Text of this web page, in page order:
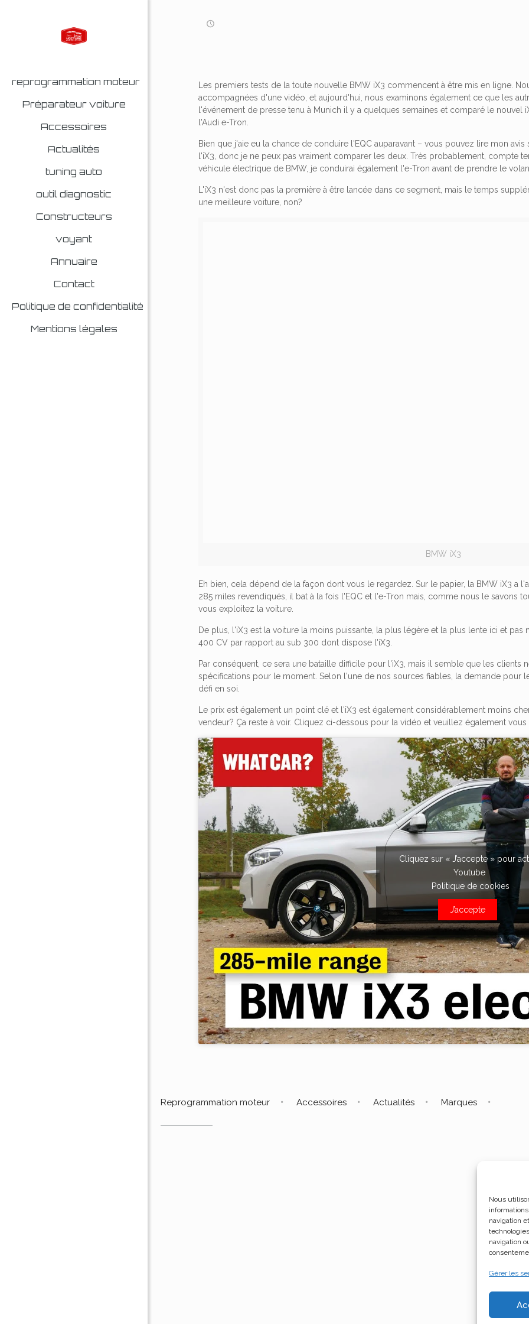
Nous
navigation
navigation
Gérer les
reprogrammation moteur
Préparateur voiture
Accessoires
Actualités
tuning auto
outil diagnostic
Constructeurs
voyant
Annuaire
Contact
Politique de confidentialité
Mentions légales
Les premiers tests de la toute nouvelle BMW iX3 commencent à être mis en ligne.
accompagnées d'une vidéo, et aujourd'hui, nous examinons également ce que les
l'événement de presse tenu à Munich il y a quelques semaines et comparé le nouvel
l'Audi e-Tron.
Bien que j'aie eu la chance de conduire l'EQC auparavant – vous pouvez lire mon
l'iX3, donc je ne peux pas vraiment comparer les deux. Très probablement, compte
véhicule électrique de BMW, je conduirai également l'e-Tron avant de prendre le
L'iX3 n'est donc pas la première à être lancée dans ce segment, mais le temps
une meilleure voiture, non?
BMW iX3
Eh bien, cela dépend de la façon dont vous le regardez. Sur le papier, la BMW iX3 a
285 miles revendiqués, il bat à la fois l'EQC et l'e-Tron mais, comme nous le savons
vous exploitez la voiture.
De plus, l'iX3 est la voiture la moins puissante, la plus légère et la plus lente ici et
400 CV par rapport au sub 300 dont dispose l'iX3.
Par conséquent, ce sera une bataille difficile pour l'iX3, mais il semble que les clients
spécifications pour le moment. Selon l'une de nos sources fiables, la demande pour
défi en soi.
Le prix est également un point clé et l'iX3 est également considérablement moins
vendeur? Ça reste à voir. Cliquez ci-dessous pour la vidéo et veuillez également
Cliquez sur « J’accepte » pour
Youtube
Politique de cookies
J’accepte
Reprogrammation moteur Accessoires Actualités Marques